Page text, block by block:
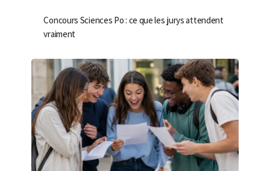
Concours Sciences Po : ce que les jurys attendent
vraiment